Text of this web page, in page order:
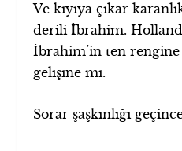
Ve kıyıya çıkar
derili İbrahim.
İbrahim’in ten rengine
gelişine mi.
Sorar şaşkınlığı